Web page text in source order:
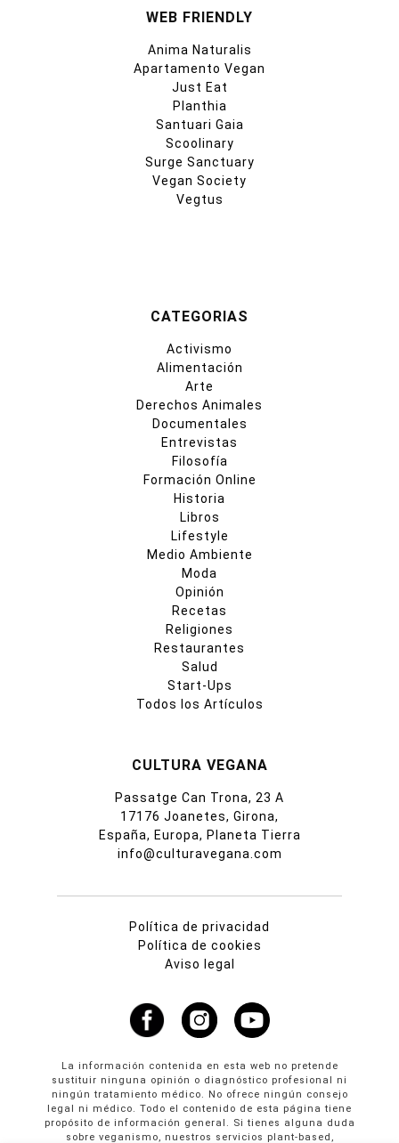
WEB FRIENDLY
Anima Naturalis
Apartamento Vegan
Just Eat
Planthia
Santuari Gaia
Scoolinary
Surge Sanctuary
Vegan Society
Vegtus
CATEGORIAS
Activismo
Alimentación
Arte
Derechos Animales
Documentales
Entrevistas
Filosofía
Formación Online
Historia
Libros
Lifestyle
Medio Ambiente
Moda
Opinión
Recetas
Religiones
Restaurantes
Salud
Start-Ups
Todos los Artículos
CULTURA VEGANA
Passatge Can Trona, 23 A
17176 Joanetes, Girona,
España, Europa, Planeta Tierra
info@culturavegana.com
Política de privacidad
Política de cookies
Aviso legal
La información contenida en esta web no pretende
sustituir ninguna opinión o diagnóstico profesional ni
ningún tratamiento médico. No ofrece ningún consejo
legal ni médico. Todo el contenido de esta página tiene
propósito de información general. Si tienes alguna duda
sobre veganismo, nuestros servicios plant-based,